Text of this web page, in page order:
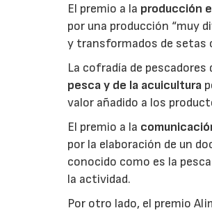
El premio a la producción
por una producción “muy
y transformados de setas
La cofradía de pescadores
pesca y de la acuicultura
valor añadido a los
El premio a la
por la elaboración de un
conocido como es la
la actividad.
Por otro lado, el premio